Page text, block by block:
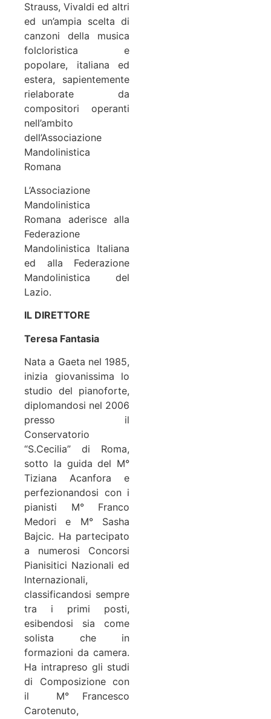
Strauss, Vivaldi ed altri
ed un’ampia scelta di
canzoni della musica
folcloristica e
popolare, italiana ed
estera, sapientemente
rielaborate da
compositori operanti
nell’ambito
dell’Associazione
Mandolinistica
Romana
L’Associazione
Mandolinistica
Romana aderisce alla
Federazione
Mandolinistica Italiana
ed alla Federazione
Mandolinistica del
Lazio.
IL DIRETTORE
Teresa Fantasia
Nata a Gaeta nel 1985,
inizia giovanissima lo
studio del pianoforte,
diplomandosi nel 2006
presso il
Conservatorio
“S.Cecilia” di Roma,
sotto la guida del M°
Tiziana Acanfora e
perfezionandosi con i
pianisti M° Franco
Medori e M° Sasha
Bajcic. Ha partecipato
a numerosi Concorsi
Pianisitici Nazionali ed
Internazionali,
classificandosi sempre
tra i primi posti,
esibendosi sia come
solista che in
formazioni da camera.
Ha intrapreso gli studi
di Composizione con
il M° Francesco
Carotenuto,